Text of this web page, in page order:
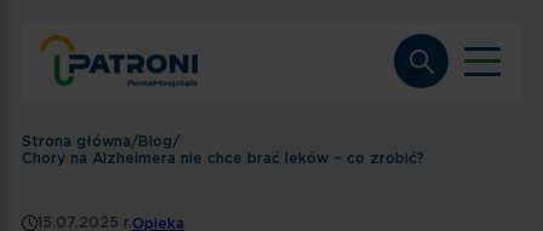
Strona główna/Blog/
Chory na Alzheimera nie chce brać leków – co zrobić?
15.07.2025 r. Opieka